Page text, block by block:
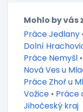
Mohlo by
Práce Jedlany
Dolní
Práce Nemyšl •
Nová Ves u
Práce Zhoř u
Vožice • Práce
Jihočeský kraj